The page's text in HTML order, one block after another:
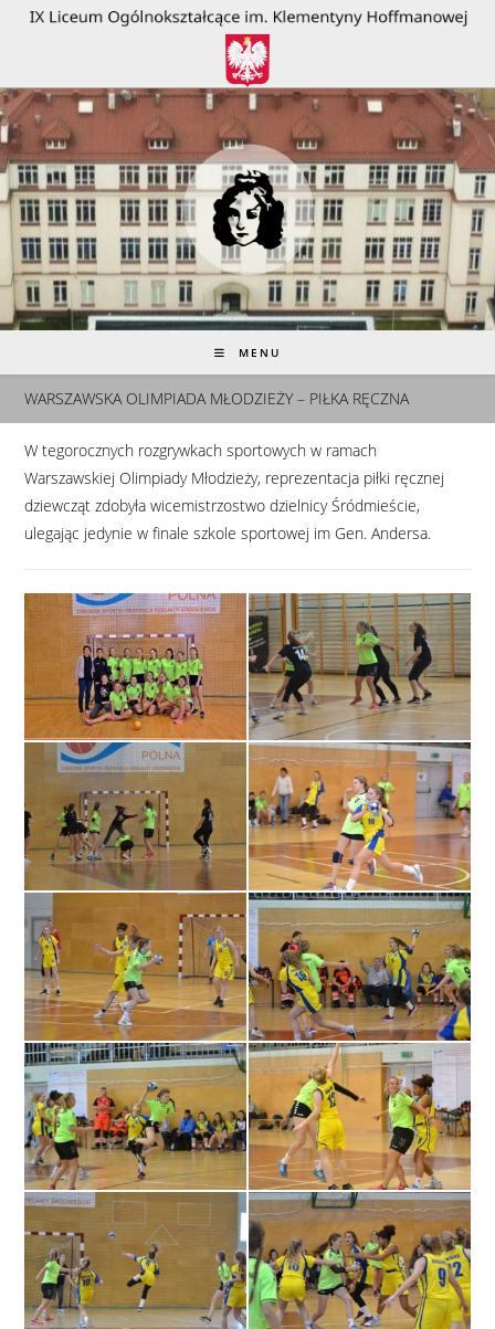
treści
MENU
WARSZAWSKA OLIMPIADA MŁODZIEŻY – PIŁKA RĘCZNA
W tegorocznych rozgrywkach sportowych w ramach
Warszawskiej Olimpiady Młodzieży, reprezentacja piłki ręcznej
dziewcząt zdobyła wicemistrzostwo dzielnicy Śródmieście,
ulegając jedynie w finale szkole sportowej im Gen. Andersa.